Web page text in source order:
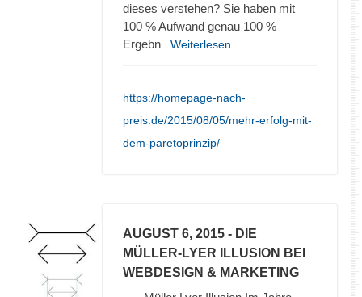
dieses verstehen? Sie haben mit
100 % Aufwand genau 100 %
Ergebn ...Weiterlesen
https://homepage-nach-
preis.de/2015/08/05/mehr-erfolg-mit-
dem-paretoprinzip/
AUGUST 6, 2015 - DIE
MÜLLER-LYER ILLUSION BEI
WEBDESIGN & MARKETING